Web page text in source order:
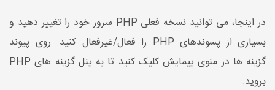
در اینجا، می توانید نسخه فعلی PHP سرور خود را تغییر دهید و
بسیاری از پسوندهای PHP را فعال/غیرفعال کنید. روی پیوند
گزینه ها در منوی پیمایش کلیک کنید تا به پنل گزینه های PHP
بروید.